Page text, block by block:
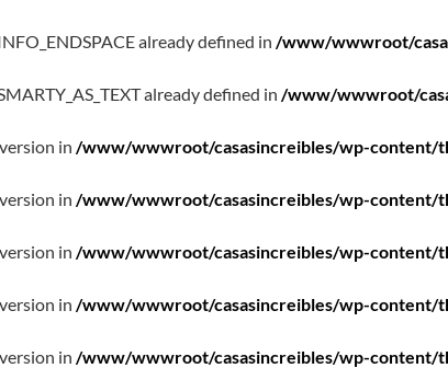
already defined in /www/wwwroot/
already defined in /www/wwwroot/
in /www/wwwroot/casasincreibles/wp-content/
in /www/wwwroot/casasincreibles/wp-content/
in /www/wwwroot/casasincreibles/wp-content/
in /www/wwwroot/casasincreibles/wp-content/
in /www/wwwroot/casasincreibles/wp-content/